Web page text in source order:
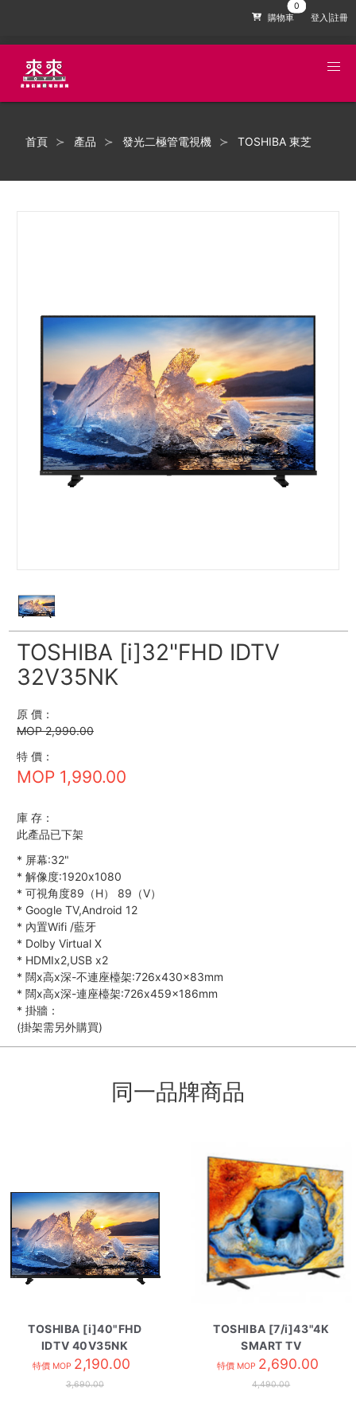
購物車 登入|註冊
首頁 產品 發光二極管電視機 TOSHIBA 東芝
TOSHIBA [i]32"FHD IDTV
32V35NK
原 價：
MOP 2,990.00
特 價：
MOP 1,990.00
庫 存：
此產品已下架
* 屏幕:32"
* 解像度:1920x1080
* 可視角度89（H） 89（V）
* Google TV,Android 12
* 內置Wifi /藍牙
* Dolby Virtual X
* HDMIx2,USB x2
* 闊x高x深-不連座檯架:726x430x83mm
* 闊x高x深-連座檯架:726x459x186mm
* 掛牆：
(掛架需另外購買)
同一品牌商品
TOSHIBA [i]40"FHD
IDTV 40V35NK
特價 MOP 2,190.00
3,690.00
TOSHIBA [7/i]43"4K
SMART TV
43C350NK
特價 MOP 2,690.00
4,490.00